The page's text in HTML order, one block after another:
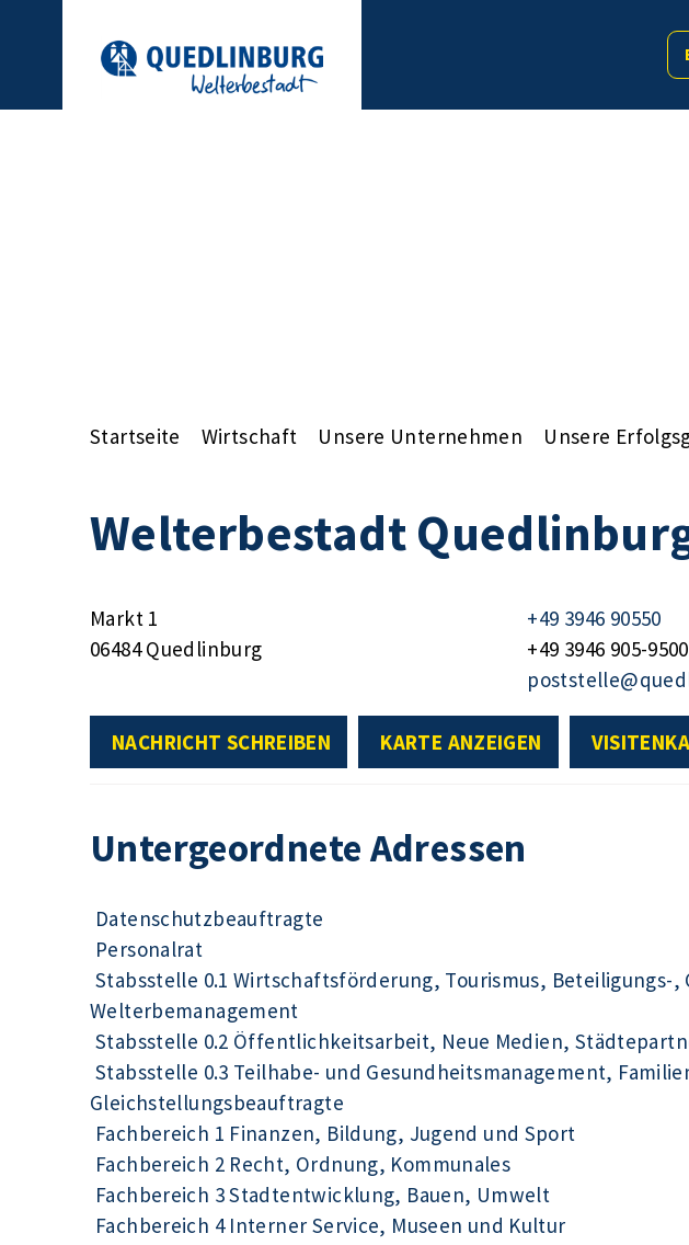
Startseite Wirtschaft Unsere Unternehmen Unsere
Welterbestadt
Markt 1
06484 Quedlinburg
+49 3946 90550
+49 3946 905-9500
NACHRICHT SCHREIBEN KARTE ANZEIGEN
Untergeordnete Adressen
Datenschutzbeauftragte
Personalrat
Stabsstelle 0.1 Wirtschaftsförderung, Tourismus, Beteiligungs-,
Welterbemanagement
Stabsstelle 0.2 Öffentlichkeitsarbeit, Neue Medien,
Stabsstelle 0.3 Teilhabe- und Gesundheitsmanagement,
Gleichstellungsbeauftragte
Fachbereich 1 Finanzen, Bildung, Jugend und Sport
Fachbereich 2 Recht, Ordnung, Kommunales
Fachbereich 3 Stadtentwicklung, Bauen, Umwelt
Fachbereich 4 Interner Service, Museen und Kultur